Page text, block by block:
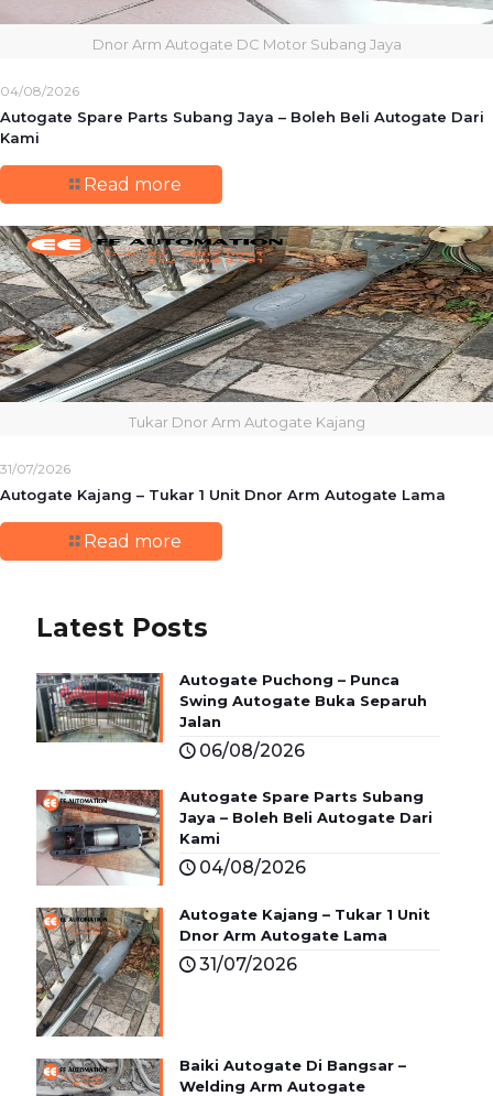
Dnor Arm Autogate DC Motor Subang Jaya
04/08/2026
Autogate Spare Parts Subang Jaya – Boleh Beli Autogate Dari
Kami
Read more
Tukar Dnor Arm Autogate Kajang
31/07/2026
Autogate Kajang – Tukar 1 Unit Dnor Arm Autogate Lama
Read more
Latest Posts
Autogate Puchong – Punca
Swing Autogate Buka Separuh
Jalan
06/08/2026
Autogate Spare Parts Subang
Jaya – Boleh Beli Autogate Dari
Kami
04/08/2026
Autogate Kajang – Tukar 1 Unit
Dnor Arm Autogate Lama
31/07/2026
Baiki Autogate Di Bangsar –
Welding Arm Autogate